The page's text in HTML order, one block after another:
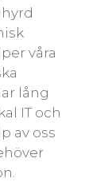
våra
lång
IT och
av oss